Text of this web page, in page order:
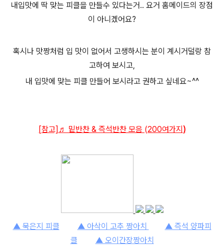
내입맛에 딱 맞는 피클을 만들수 있다는거.. 요거 홈메이드의 장점
이 아니겠어요?
혹시나 맛짱처럼 입 맛이 없어서 고생하시는 분이 계시거덜랑 참
고하여 보시고,
내 입맛에 맞는 피클 만들어 보시라고 권하고 싶네요~^^
[참고] ♬ 밑반찬 & 즉석반찬 모음 (200여가지)
▲ 묵은지 피클 ▲ 아삭이 고추 짱아치
▲ 즉석 양파피
클
▲ 오이간장짱아치